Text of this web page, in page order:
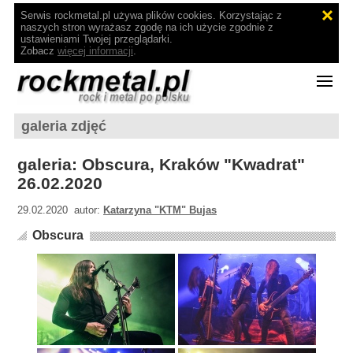
Serwis rockmetal.pl używa plików cookies. Korzystając z
naszych stron wyrażasz zgodę na ich użycie zgodnie z
ustawieniami Twojej przeglądarki.
Zobacz więcej informacji.
galeria zdjęć
galeria: Obscura, Kraków "Kwadrat"
26.02.2020
29.02.2020 autor: Katarzyna "KTM" Bujas
Obscura